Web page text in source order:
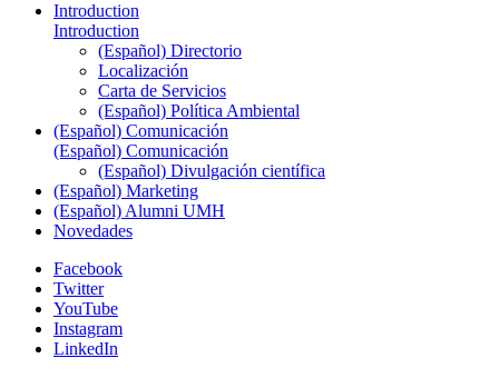
Introduction
Introduction
(Español) Directorio
Localización
Carta de Servicios
(Español) Política Ambiental
(Español) Comunicación
(Español) Comunicación
(Español) Divulgación científica
(Español) Marketing
(Español) Alumni UMH
Novedades
Facebook
Twitter
YouTube
Instagram
LinkedIn